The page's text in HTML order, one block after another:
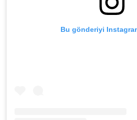
Bu gönderiyi